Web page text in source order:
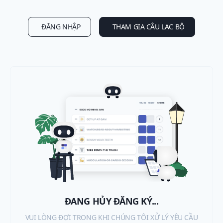
ĐĂNG NHẬP THAM GIA CÂU LẠC BỘ
ĐANG HỦY ĐĂNG KÝ...
VUI LÒNG ĐỢI TRONG KHI CHÚNG TÔI XỬ LÝ YÊU CẦU